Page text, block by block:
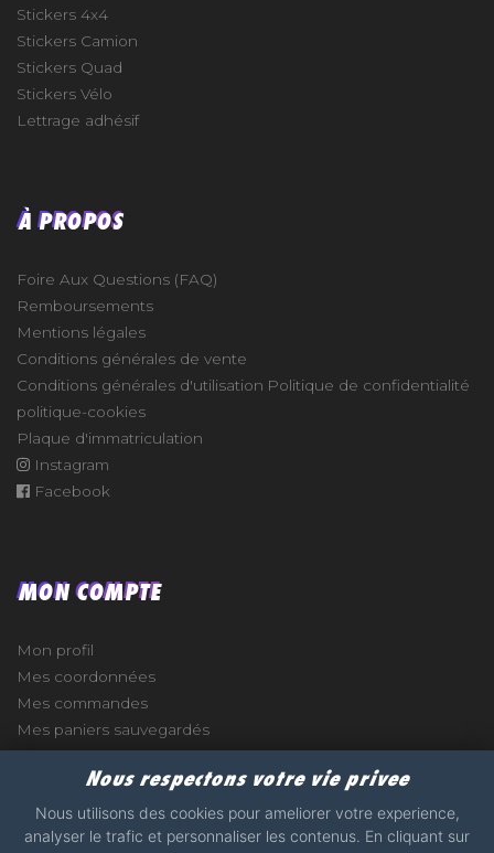
Stickers 4x4
Stickers Camion
Stickers Quad
Stickers Vélo
Lettrage adhésif
À PROPOS
Foire Aux Questions (FAQ)
Remboursements
Mentions légales
Conditions générales de vente
Conditions générales d'utilisation Politique de confidentialité
politique-cookies
Plaque d'immatriculation
Instagram
Facebook
MON COMPTE
Mon profil
Mes coordonnées
Mes commandes
Mes paniers sauvegardés
Nous respectons votre vie privee
Nous utilisons des cookies pour ameliorer votre experience,
analyser le trafic et personnaliser les contenus. En cliquant sur